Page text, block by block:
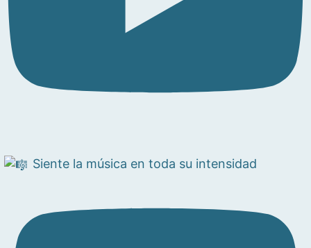
Siente la música en toda su intensidad